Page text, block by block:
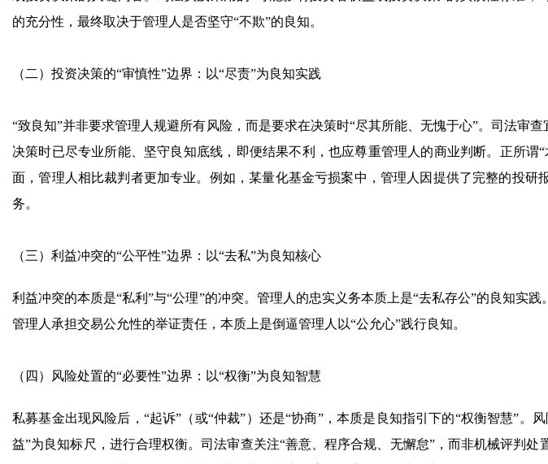
的充分性，最终取决于管理人是否坚守“不欺”的良知。
（二）投资决策的“审慎性”边界：以“尽责”为良知实践
“致良知”并非要求管理人规避所有风险，而是要求在决策时“尽其所能、无愧于心”。司法审
决策时已尽专业所能、坚守良知底线，即便结果不利，也应尊重管理人的商业判断。正所谓
面，管理人相比裁判者更加专业。例如，某量化基金亏损案中，管理人因提供了完整的投研
务。
（三）利益冲突的“公平性”边界：以“去私”为良知核心
利益冲突的本质是“私利”与“公理”的冲突。管理人的忠实义务本质上是“去私存公”的良知实
管理人承担交易公允性的举证责任，本质上是倒逼管理人以“公允心”践行良知。
（四）风险处置的“必要性”边界：以“权衡”为良知智慧
私募基金出现风险后，“起诉”（或“仲裁”）还是“协商”，本质是良知指引下的“权衡智慧”。
益”为良知标尺，进行合理权衡。司法审查关注“善意、程序合规、无懈怠”，而非机械评判